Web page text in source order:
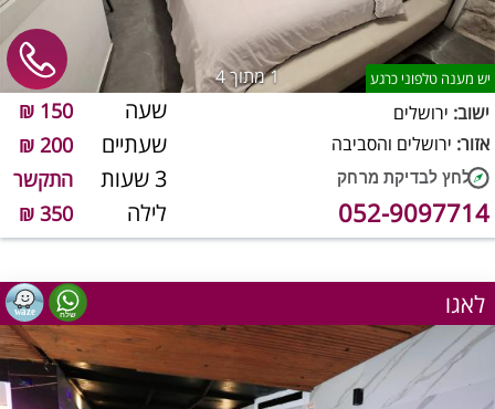
1מתוך 4 יש מענה טלפוני כרגע
שעה 150 ₪
שעתיים 200 ₪
3 שעות התקשר
לילה 350 ₪
ישוב: ירושלים
אזור: ירושלים והסביבה
052-9097714
לאגו